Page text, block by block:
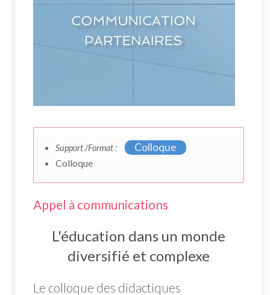
Support /Format : Colloque
Colloque
Appel à communications
L'éducation dans un monde
diversifié et complexe
Le colloque des didactiques